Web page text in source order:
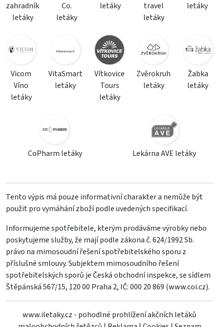
zahradník
letáky
Co.
letáky
letáky
travel
letáky
letáky
Vicom
Víno
letáky
VitaSmart
letáky
Vítkovice
Tours
letáky
Zvěrokruh
letáky
Žabka
letáky
CoPharm letáky Lekárna AVE letáky
Tento výpis má pouze informativní charakter a nemůže být
použit pro vymáhání zboží podle uvedených specifikací.
Informujeme spotřebitele, kterým prodáváme výrobky nebo
poskytujeme služby, že mají podle zákona č. 624/1992 Sb.
právo na mimosoudní řešení spotřebitelského sporu z
příslušné smlouvy. Subjektem mimosoudního řešení
spotřebitelských sporů je Česká obchodní inspekce, se sídlem
Štěpánská 567/15, 120 00 Praha 2, IČ: 000 20 869 (www.coi.cz).
www.iletaky.cz - pohodlné prohlížení akčních letáků